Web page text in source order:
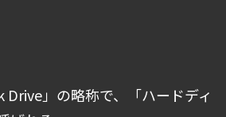
Drive」の略称で、「ハードディ